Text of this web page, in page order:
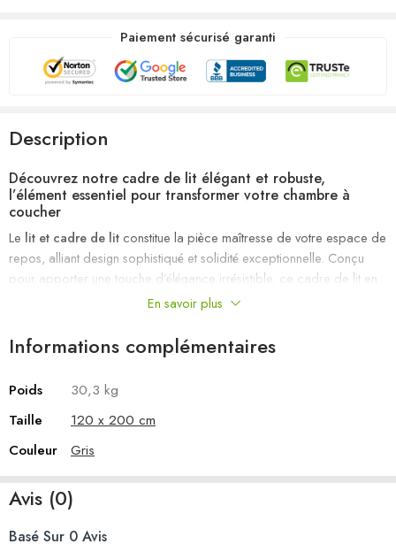
Paiement sécurisé garanti
Description
Découvrez notre cadre de lit élégant et robuste,
l’élément essentiel pour transformer votre chambre à
coucher
Le lit et cadre de lit constitue la pièce maîtresse de votre espace de
repos, alliant design sophistiqué et solidité exceptionnelle. Conçu
pour apporter une touche d’élégance irrésistible, ce cadre de lit en
velours doux et matériaux de haute qualité offre un confort visuel et
idéal pour sublimer votre décoration intérieure tout en assurant une
Les avantages de ce cadre de lit
Esthétique raffinée: Son revêtement en velours gris confère une
allure chaleureuse et contemporaine, parfaite pour une décoration
Matériaux durables
pin massif, ce cadre de lit garantit une résistance accrue et une
longévité exceptionnelle.
En savoir plus
Informations complémentaires
Poids
30,3 kg
Taille
120 x 200 cm
Couleur
Gris
Avis (0)
Basé Sur 0 Avis